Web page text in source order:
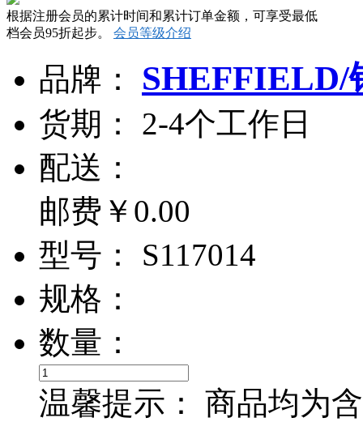
根据注册会员的累计时间和累计订单金额，可享受最低
档会员95折起步。 会员等级介绍
品牌： SHEFFIELD/
货期： 2-4个工作日
配送：
邮费￥ 0.00
型号： S117014
规格：
数量：
温馨提示： 商品均为